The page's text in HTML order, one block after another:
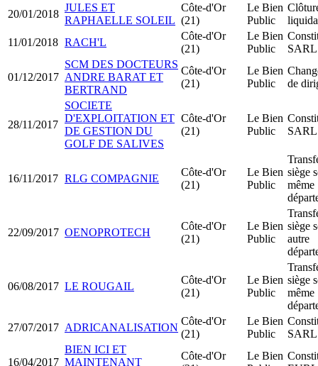
20/01/2018
JULES ET
RAPHAELLE SOLEIL
Côte-d'Or
(21)
Le Bien
Public
11/01/2018 RACH'L
Côte-d'Or
(21)
Le Bien
Public
SARL
01/12/2017
SCM DES DOCTEURS
ANDRE BARAT ET
BERTRAND
Côte-d'Or
(21)
Le Bien
Public
de
28/11/2017
SOCIETE
D'EXPLOITATION ET
DE GESTION DU
GOLF DE SALIVES
Côte-d'Or
(21)
Le Bien
Public
SARL
16/11/2017 RLG COMPAGNIE
Côte-d'Or
(21)
Le Bien
Public
siège
même
22/09/2017 OENOPROTECH
Côte-d'Or
(21)
Le Bien
Public
siège
autre
06/08/2017 LE ROUGAIL
Côte-d'Or
(21)
Le Bien
Public
siège
même
27/07/2017 ADRICANALISATION
Côte-d'Or
(21)
Le Bien
Public
SARL
16/04/2017
BIEN ICI ET
MAINTENANT
Côte-d'Or
Le Bien